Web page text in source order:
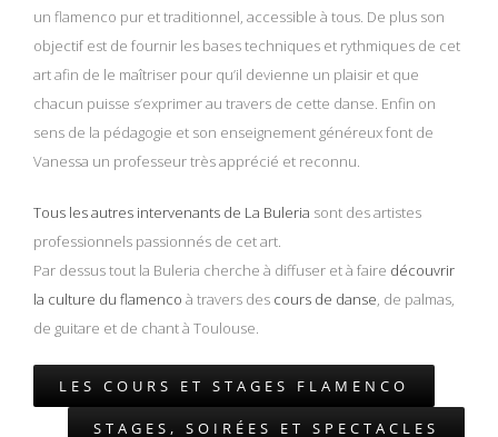
un flamenco pur et traditionnel, accessible à tous. De plus son
objectif est de fournir les bases techniques et rythmiques de cet
art afin de le maîtriser pour qu’il devienne un plaisir et que
chacun puisse s’exprimer au travers de cette danse. Enfin on
sens de la pédagogie et son enseignement généreux font de
Vanessa un professeur très apprécié et reconnu.
Tous les autres intervenants de La Buleria sont des artistes
professionnels passionnés de cet art.
Par dessus tout la Buleria cherche à diffuser et à faire découvrir
la culture du flamenco à travers des cours de danse, de palmas,
de guitare et de chant à Toulouse.
LES COURS ET STAGES FLAMENCO
STAGES, SOIRÉES ET SPECTACLES